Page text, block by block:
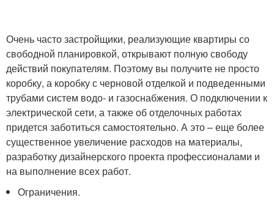
Очень часто застройщики, реализующие квартиры со
свободной планировкой, открывают полную свободу
действий покупателям. Поэтому вы получите не просто
коробку, а коробку с черновой отделкой и подведенными
трубами систем водо- и газоснабжения. О подключении к
электрической сети, а также об отделочных работах
придется заботиться самостоятельно. А это – еще более
существенное увеличение расходов на материалы,
разработку дизайнерского проекта профессионалами и
на выполнение всех работ.
Ограничения.